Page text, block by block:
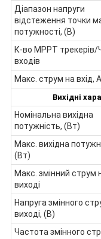
Діапазон напруги
відстеження точки
потужності, (В)
К-во МРРТ трекерів/
входів
Макс. струм на вхід,
Вихідні
Номінальна вихідна
потужність, (Вт)
Макс. вихідна
(Вт)
Макс. змінний струм
виході
Напруга змінного
виході, (В)
Частота змінного